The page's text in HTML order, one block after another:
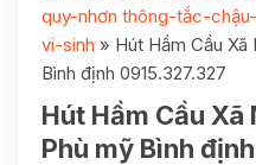
quy-nhơn thông-tắc-
vi-sinh » Hút Hầm Cầu
Bình định 0915.327.327
Hút Hầm Cầu Xã
Phù mỹ Bình